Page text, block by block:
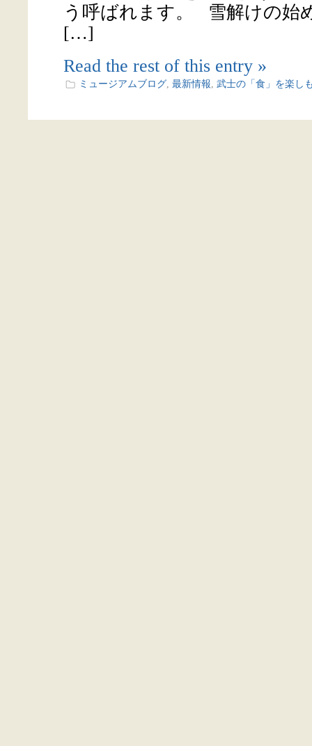
う呼ばれます。 雪解けの始
[…]
Read the rest of this entry »
ミュージアムブログ 最新情報 武士の「食」を楽し